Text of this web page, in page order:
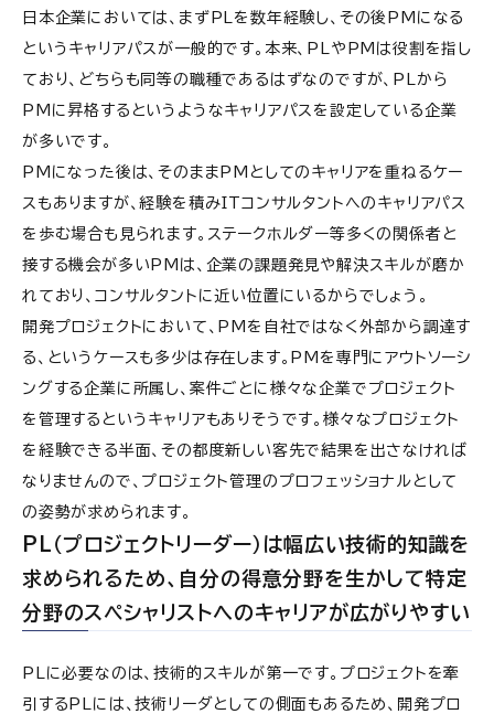
日本企業においては、まずPLを数年経験し、その後PMになる
というキャリアパスが一般的です。本来、PLやPMは役割を指し
ており、どちらも同等の職種であるはずなのですが、PLから
PMに昇格するというようなキャリアパスを設定している企業
が多いです。
PMになった後は、そのままPMとしてのキャリアを重ねるケー
スもありますが、経験を積みITコンサルタントへのキャリアパス
を歩む場合も見られます。ステークホルダー等多くの関係者と
接する機会が多いPMは、企業の課題発見や解決スキルが磨か
れており、コンサルタントに近い位置にいるからでしょう。
開発プロジェクトにおいて、PMを自社ではなく外部から調達す
る、というケースも多少は存在します。PMを専門にアウトソーシ
ングする企業に所属し、案件ごとに様々な企業でプロジェクト
を管理するというキャリアもありそうです。様々なプロジェクト
を経験できる半面、その都度新しい客先で結果を出さなければ
なりませんので、プロジェクト管理のプロフェッショナルとして
の姿勢が求められます。
PL（プロジェクトリーダー）は幅広い技術的知識を
求められるため、自分の得意分野を生かして特定
分野のスペシャリストへのキャリアが広がりやすい
PLに必要なのは、技術的スキルが第一です。プロジェクトを牽
引するPLには、技術リーダとしての側面もあるため、開発プロ